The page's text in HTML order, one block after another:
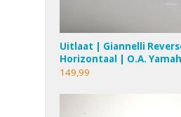
Uitlaat | Giannelli
Horizontaal | O.A.
149,99